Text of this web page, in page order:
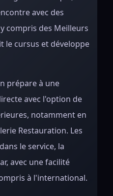
avec des
compris des Meilleurs
le cursus et développe
prépare à une
avec l'option de
notamment en
Restauration. Les
le service, la
avec une facilité
à l'international.